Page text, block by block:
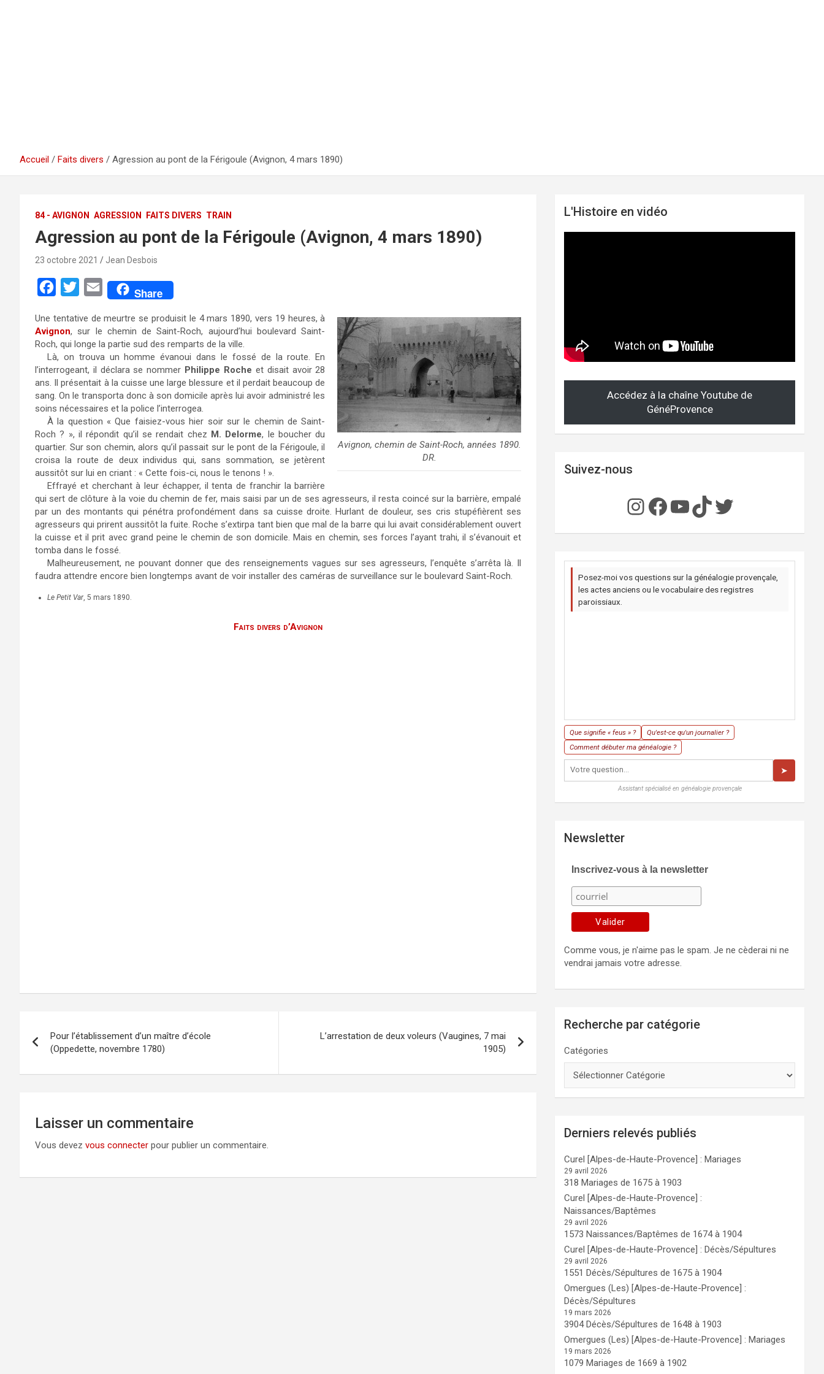
Accueil Faits divers Agression au pont de la Férigoule (Avignon, 4 mars 1890)
84 - AVIGNON AGRESSION FAITS DIVERS TRAIN
Agression au pont de la Férigoule (Avignon, 4 mars 1890)
23 octobre 2021 Jean Desbois
c
e
b
o
o
k
i
t
t
e
r
E
a
i
l
Share
Avignon, chemin de Saint-Roch, années 1890.
DR.
Une tentative de meurtre se produisit le 4 mars 1890, vers 19 heures, à
Avignon, sur le chemin de Saint-Roch, aujourd’hui boulevard Saint-
Roch, qui longe la partie sud des remparts de la ville.
Là, on trouva un homme évanoui dans le fossé de la route. En
l’interrogeant, il déclara se nommer Philippe Roche et disait avoir 28
ans. Il présentait à la cuisse une large blessure et il perdait beaucoup de
sang. On le transporta donc à son domicile après lui avoir administré les
soins nécessaires et la police l’interrogea.
À la question « Que faisiez-vous hier soir sur le chemin de Saint-
Roch ? », il répondit qu’il se rendait chez M. Delorme, le boucher du
quartier. Sur son chemin, alors qu’il passait sur le pont de la Férigoule, il
croisa la route de deux individus qui, sans sommation, se jetèrent
aussitôt sur lui en criant : « Cette fois-ci, nous le tenons ! ».
Effrayé et cherchant à leur échapper, il tenta de franchir la barrière
qui sert de clôture à la voie du chemin de fer, mais saisi par un de ses agresseurs, il resta coincé sur la barrière, empalé
par un des montants qui pénétra profondément dans sa cuisse droite. Hurlant de douleur, ses cris stupéfièrent ses
agresseurs qui prirent aussitôt la fuite. Roche s’extirpa tant bien que mal de la barre qui lui avait considérablement ouvert
la cuisse et il prit avec grand peine le chemin de son domicile. Mais en chemin, ses forces l’ayant trahi, il s’évanouit et
tomba dans le fossé.
Malheureusement, ne pouvant donner que des renseignements vagues sur ses agresseurs, l’enquête s’arrêta là. Il
faudra attendre encore bien longtemps avant de voir installer des caméras de surveillance sur le boulevard Saint-Roch.
Le Petit Var, 5 mars 1890.
Faits divers d’Avignon
Navigation
Pour l’établissement d’un maître d’école
(Oppedette, novembre 1780)
L’arrestation de deux voleurs (Vaugines, 7 mai
1905)
Laisser un commentaire
Vous devez vous connecter pour publier un commentaire.
L'Histoire en vidéo
Accédez à la chaîne Youtube de
GénéProvence
Suivez-nous
Instagram
Facebook
YouTube
TikTok
Twitter
Posez-moi vos questions sur la généalogie provençale,
les actes anciens ou le vocabulaire des registres
paroissiaux.
Que signifie « feus » ?
Qu'est-ce qu'un journalier ?
Comment débuter ma généalogie ?
➤
Assistant spécialisé en généalogie provençale
Newsletter
Inscrivez-vous à la newsletter
Comme vous, je n'aime pas le spam. Je ne cèderai ni ne
vendrai jamais votre adresse.
Recherche par catégorie
Catégories
Derniers relevés publiés
Curel [Alpes-de-Haute-Provence] : Mariages
29 avril 2026
318 Mariages de 1675 à 1903
Curel [Alpes-de-Haute-Provence] :
Naissances/Baptêmes
29 avril 2026
1573 Naissances/Baptêmes de 1674 à 1904
Curel [Alpes-de-Haute-Provence] : Décès/Sépultures
29 avril 2026
1551 Décès/Sépultures de 1675 à 1904
Omergues (Les) [Alpes-de-Haute-Provence] :
Décès/Sépultures
19 mars 2026
3904 Décès/Sépultures de 1648 à 1903
Omergues (Les) [Alpes-de-Haute-Provence] : Mariages
19 mars 2026
1079 Mariages de 1669 à 1902